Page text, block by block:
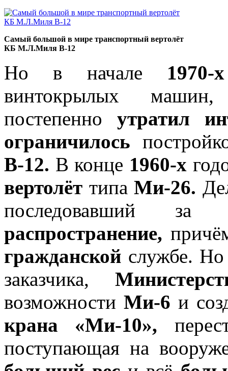
Самый большой в мире транспортный вертолёт
КБ М.Л.Миля В-12
Но в начале 1970-х
винтокрылых
постепенно утратил
ограничилось
В-12. В конце 1960-х
вертолёт типаМи-26.
последовавший
распространение,
гражданской службе.
заказчика,
возможностиМи-6 и
крана «Ми-10»,
поступающая на